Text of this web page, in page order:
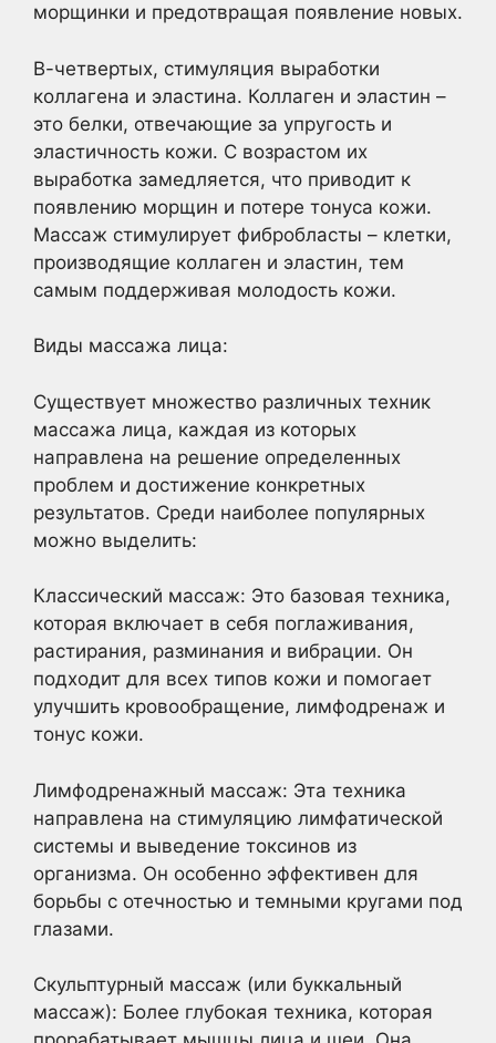
морщинки и предотвращая появление новых.
В-четвертых, стимуляция выработки
коллагена и эластина. Коллаген и эластин –
это белки, отвечающие за упругость и
эластичность кожи. С возрастом их
выработка замедляется, что приводит к
появлению морщин и потере тонуса кожи.
Массаж стимулирует фибробласты – клетки,
производящие коллаген и эластин, тем
самым поддерживая молодость кожи.
Виды массажа лица:
Существует множество различных техник
массажа лица, каждая из которых
направлена на решение определенных
проблем и достижение конкретных
результатов. Среди наиболее популярных
можно выделить:
Классический массаж: Это базовая техника,
которая включает в себя поглаживания,
растирания, разминания и вибрации. Он
подходит для всех типов кожи и помогает
улучшить кровообращение, лимфодренаж и
тонус кожи.
Лимфодренажный массаж: Эта техника
направлена на стимуляцию лимфатической
системы и выведение токсинов из
организма. Он особенно эффективен для
борьбы с отечностью и темными кругами под
глазами.
Скульптурный массаж (или буккальный
массаж): Более глубокая техника, которая